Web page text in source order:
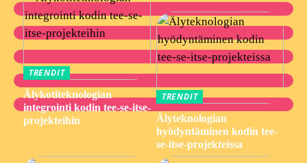
TRENDIT
Älykotiteknologian
integrointi kodin tee-se-itse-
projekteihin
TRENDIT
Älyteknologian
hyödyntäminen kodin tee-
se-itse-projekteissa